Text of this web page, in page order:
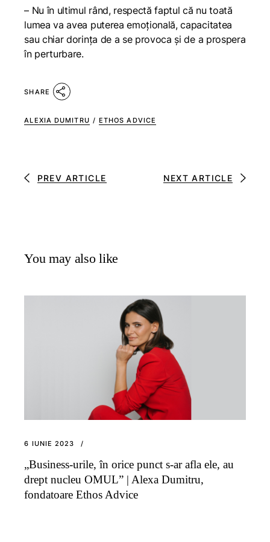
– Nu în ultimul rând, respectă faptul că nu toată
lumea va avea puterea emoțională, capacitatea
sau chiar dorința de a se provoca și de a prospera
în perturbare.
SHARE
ALEXIA DUMITRU / ETHOS ADVICE
PREV ARTICLE NEXT ARTICLE
You may also like
6 IUNIE 2023
„Business-urile, în orice punct s-ar afla ele, au
drept nucleu OMUL” | Alexa Dumitru,
fondatoare Ethos Advice